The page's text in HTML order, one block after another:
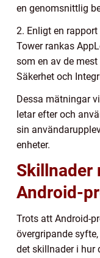
en genomsnittlig
2. Enligt en
Tower rankas
som en av de
Säkerhet och
Dessa mätningar
letar efter och
sin
enheter.
Skillnader
Android-
Trots att Android-
övergripande
det skillnader i hur